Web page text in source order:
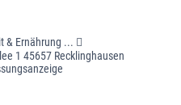
& Ernährung ... 
1 45657 Recklinghausen